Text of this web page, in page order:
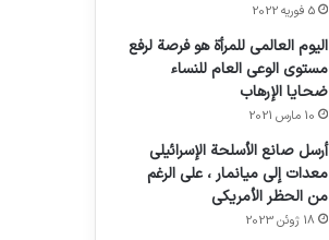
5 فوریه 2022
اليوم العالمي للمرأة هو فرصة لرفع
مستوى الوعي العام للنساء
ضحايا الإرهاب
10 مارس 2021
أرسل صانع الأسلحة الإسرائيلي
معدات إلى ميانمار ، على الرغم
من الحظر الأمريكي
18 ژوئن 2023